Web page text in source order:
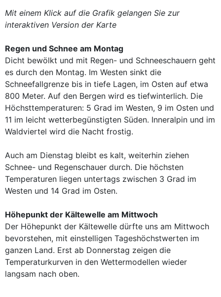
Mit einem Klick auf die Grafik gelangen Sie zur
interaktiven Version der Karte
Regen und Schnee am Montag
Dicht bewölkt und mit Regen- und Schneeschauern geht
es durch den Montag. Im Westen sinkt die
Schneefallgrenze bis in tiefe Lagen, im Osten auf etwa
800 Meter. Auf den Bergen wird es tiefwinterlich. Die
Höchsttemperaturen: 5 Grad im Westen, 9 im Osten und
11 im leicht wetterbegünstigten Süden. Inneralpin und im
Waldviertel wird die Nacht frostig.
Auch am Dienstag bleibt es kalt, weiterhin ziehen
Schnee- und Regenschauer durch. Die höchsten
Temperaturen liegen untertags zwischen 3 Grad im
Westen und 14 Grad im Osten.
Höhepunkt der Kältewelle am Mittwoch
Der Höhepunkt der Kältewelle dürfte uns am Mittwoch
bevorstehen, mit einstelligen Tageshöchstwerten im
ganzen Land. Erst ab Donnerstag zeigen die
Temperaturkurven in den Wettermodellen wieder
langsam nach oben.